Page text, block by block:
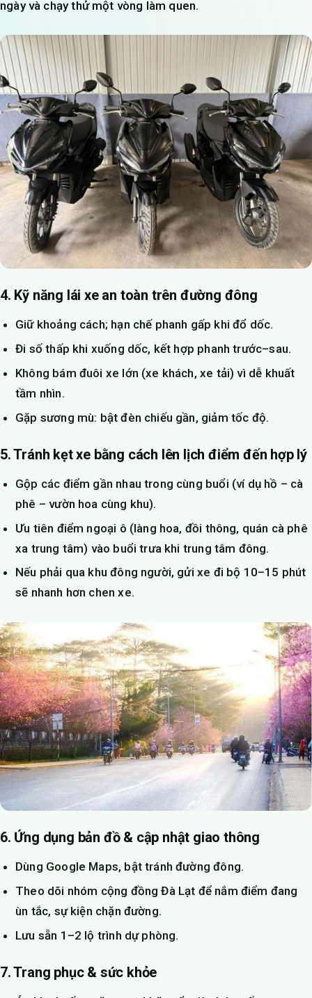
ngày và chạy thử một vòng làm quen.
4. Kỹ năng lái xe an toàn trên đường đông
Giữ khoảng cách; hạn chế phanh gấp khi đổ dốc.
Đi số thấp khi xuống dốc, kết hợp phanh trước–sau.
Không bám đuôi xe lớn (xe khách, xe tải) vì dễ khuất
tầm nhìn.
Gặp sương mù: bật đèn chiếu gần, giảm tốc độ.
5. Tránh kẹt xe bằng cách lên lịch điểm đến hợp lý
Gộp các điểm gần nhau trong cùng buổi (ví dụ hồ – cà
phê – vườn hoa cùng khu).
Ưu tiên điểm ngoại ô (làng hoa, đồi thông, quán cà phê
xa trung tâm) vào buổi trưa khi trung tâm đông.
Nếu phải qua khu đông người, gửi xe đi bộ 10–15 phút
sẽ nhanh hơn chen xe.
6. Ứng dụng bản đồ & cập nhật giao thông
Dùng Google Maps, bật tránh đường đông.
Theo dõi nhóm cộng đồng Đà Lạt để nắm điểm đang
ùn tắc, sự kiện chặn đường.
Lưu sẵn 1–2 lộ trình dự phòng.
7. Trang phục & sức khỏe